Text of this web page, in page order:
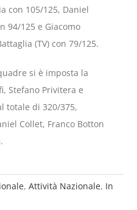
con 105/125, Daniel
94/125 e Giacomo
(TV) con 79/125.
si è imposta la
Stefano Privitera e
totale di 320/375,
Collet, Franco Botton
,Attività Nazionale, In